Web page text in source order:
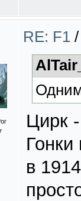
RE: F1 /
Цирк
в